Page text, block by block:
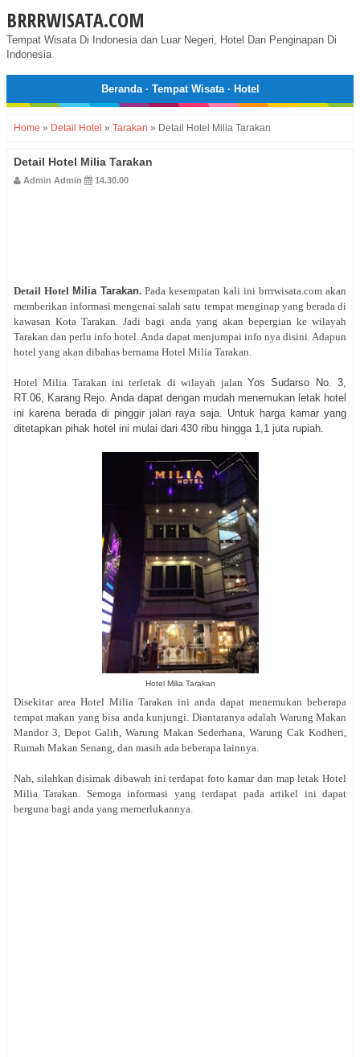
BRRRWISATA.COM
Tempat Wisata Di Indonesia dan Luar Negeri, Hotel Dan Penginapan Di
Indonesia
Beranda· Tempat Wisata· Hotel
Home » Detail Hotel » Tarakan » Detail Hotel Milia Tarakan
Detail Hotel Milia Tarakan
Admin Admin 14.30.00
Detail Hotel Milia Tarakan. Pada kesempatan kali ini brrrwisata.com akan
memberikan informasi mengenai salah satu tempat menginap yang berada di
kawasan Kota Tarakan. Jadi bagi anda yang akan bepergian ke wilayah
Tarakan dan perlu info hotel. Anda dapat menjumpai info nya disini. Adapun
hotel yang akan dibahas bernama Hotel Milia Tarakan.
Hotel Milia Tarakan ini terletak di wilayah jalan Yos Sudarso No. 3,
RT.06, Karang Rejo. Anda dapat dengan mudah menemukan letak hotel
ini karena berada di pinggir jalan raya saja. Untuk harga kamar yang
ditetapkan pihak hotel ini mulai dari 430 ribu hingga 1,1 juta rupiah.
Hotel Milia Tarakan
Disekitar area Hotel Milia Tarakan ini anda dapat menemukan beberapa
tempat makan yang bisa anda kunjungi. Diantaranya adalah Warung Makan
Mandor 3, Depot Galih, Warung Makan Sederhana, Warung Cak Kodheri,
Rumah Makan Senang, dan masih ada beberapa lainnya.
Nah, silahkan disimak dibawah ini terdapat foto kamar dan map letak Hotel
Milia Tarakan. Semoga informasi yang terdapat pada artikel ini dapat
berguna bagi anda yang memerlukannya.